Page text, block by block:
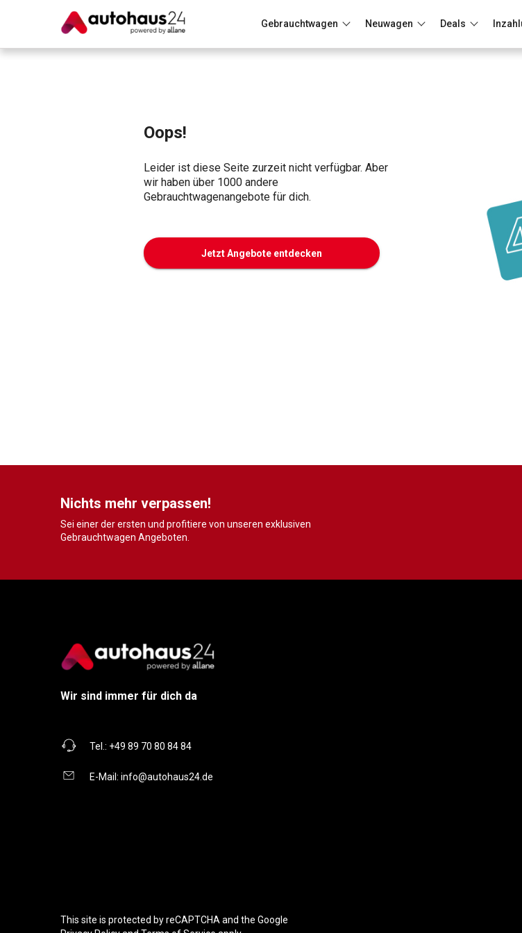
Gebrauchtwagen Neuwagen Deals
Oops!
Leider ist diese Seite zurzeit nicht verfügbar. Aber
wir haben über 1000 andere
Gebrauchtwagenangebote für dich.
Jetzt Angebote entdecken
Nichts mehr verpassen!
Sei einer der ersten und profitiere von unseren exklusiven
Gebrauchtwagen Angeboten.
Wir sind immer für dich da
Tel.: +49 89 70 80 84 84
E-Mail: info@autohaus24.de
This site is protected by reCAPTCHA and the Google